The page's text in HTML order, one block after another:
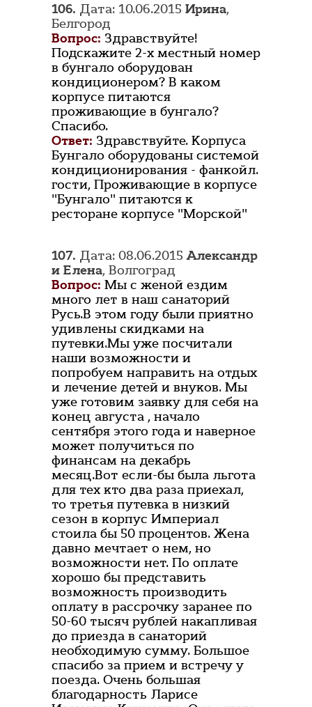
106. Дата: 10.06.2015 Ирина,
Белгород
Вопрос: Здравствуйте!
Подскажите 2-х местный номер
в бунгало оборудован
кондиционером? В каком
корпусе питаются
проживающие в бунгало?
Спасибо.
Ответ: Здравствуйте. Корпуса
Бунгало оборудованы системой
кондиционирования - фанкойл.
гости, Проживающие в корпусе
"Бунгало" питаются к
ресторане корпусе "Морской"
107. Дата: 08.06.2015Александр
и Елена, Волгоград
Вопрос: Мы с женой ездим
много лет в наш санаторий
Русь.В этом году были приятно
удивлены скидками на
путевки.Мы уже посчитали
наши возможности и
попробуем направить на отдых
и лечение детей и внуков. Мы
уже готовим заявку для себя на
конец августа , начало
сентября этого года и наверное
может получиться по
финансам на декабрь
месяц.Вот если-бы была льгота
для тех кто два раза приехал,
то третья путевка в низкий
сезон в корпус Империал
стоила бы 50 процентов. Жена
давно мечтает о нем, но
возможности нет. По оплате
хорошо бы представить
возможность производить
оплату в рассрочку заранее по
50-60 тысяч рублей накапливая
до приезда в санаторий
необходимую сумму. Большое
спасибо за прием и встречу у
поезда. Очень большая
благодарность Ларисе